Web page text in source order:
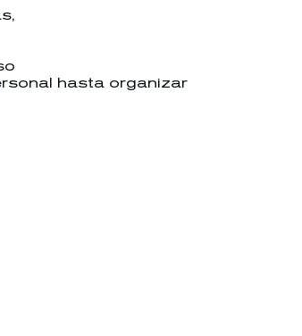
hasta organizar